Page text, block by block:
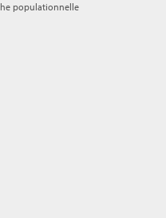
populationnelle